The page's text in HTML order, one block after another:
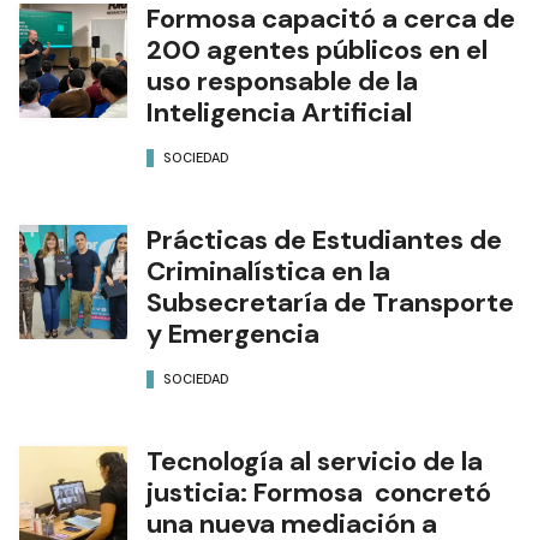
Formosa capacitó a cerca de
200 agentes públicos en el
uso responsable de la
Inteligencia Artificial
SOCIEDAD
Prácticas de Estudiantes de
Criminalística en la
Subsecretaría de Transporte
y Emergencia
SOCIEDAD
Tecnología al servicio de la
justicia: Formosa concretó
una nueva mediación a